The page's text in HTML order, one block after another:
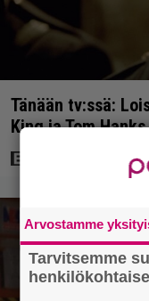
Tänään tv:ssä:
King ja Tom
Arvostamme
Tarvitsemme